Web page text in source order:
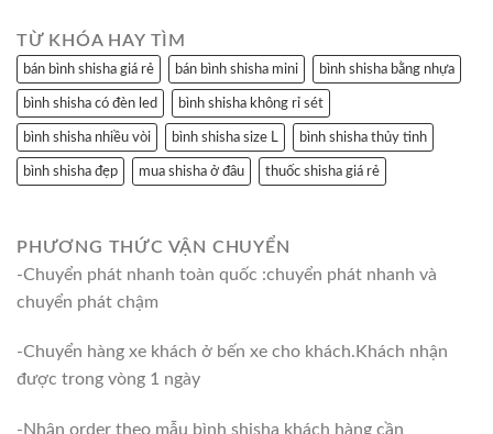
TỪ KHÓA HAY TÌM
bán bình shisha giá rẻ bán bình shisha mini bình shisha bằng nhựa
bình shisha có đèn led bình shisha không rỉ sét
bình shisha nhiều vòi bình shisha size L bình shisha thủy tinh
bình shisha đẹp mua shisha ở đâu thuốc shisha giá rẻ
PHƯƠNG THỨC VẬN CHUYỂN
-Chuyển phát nhanh toàn quốc :chuyển phát nhanh và
chuyển phát chậm
-Chuyển hàng xe khách ở bến xe cho khách.Khách nhận
được trong vòng 1 ngày
-Nhận order theo mẫu bình shisha khách hàng cần